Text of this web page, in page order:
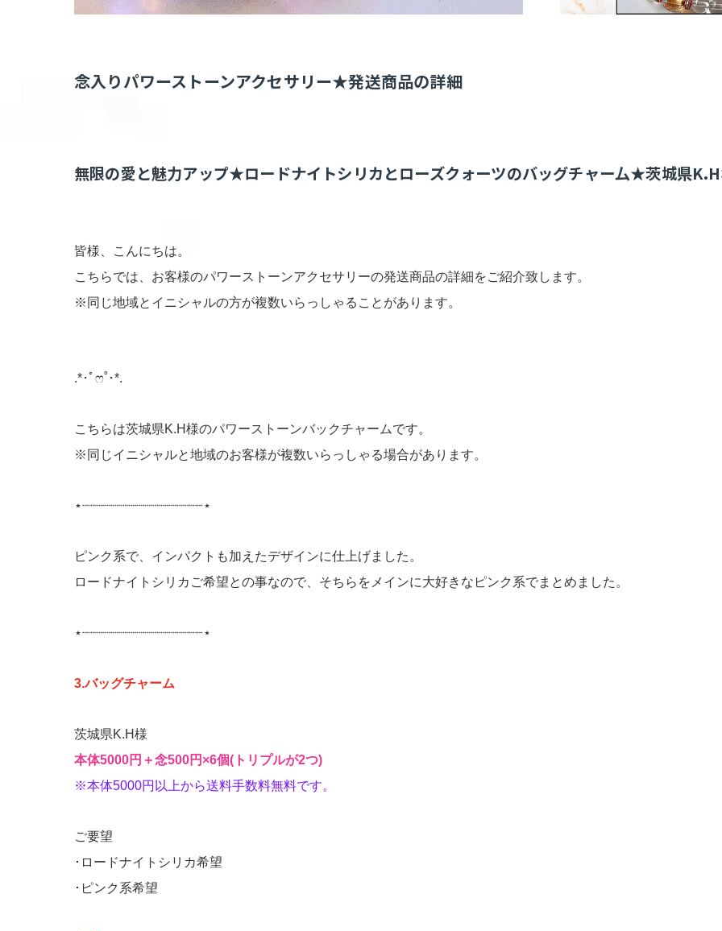
念入りパワーストーンアクセサリー★発送商品の詳細
無限の愛と魅力アップ★ロードナイトシリカとローズクォーツのバッグチャー厶★茨城県
皆様、こんにちは。
こちらでは、お客様のパワーストーンアクセサリーの発送商品の詳細をご紹介致します。
※同じ地域とイニシャルの方が複数いらっしゃることがあります。
.*･ﾟෆ˚･*.
こちらは茨城県K.H様のパワーストーンバックチャームです。
※同じイニシャルと地域のお客様が複数いらっしゃる場合があります。
⋆┈┈┈┈┈┈┈┈┈┈┈┈┈┈┈⋆
ピンク系で、インパクトも加えたデザインに仕上げました。
ロードナイトシリカご希望との事なので、そちらをメインに大好きなピンク系でまとめました。
⋆┈┈┈┈┈┈┈┈┈┈┈┈┈┈┈⋆
3.バッグチャーム
茨城県K.H様
本体5000円＋念500円×6個(トリプルが2つ)
※本体5000円以上から送料手数料無料です。
ご要望
･ロードナイトシリカ希望
･ピンク系希望